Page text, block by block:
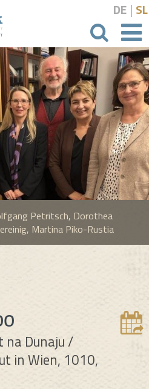
DE | SL
Petritsch, Dorothea
Martina Piko-Rustia
na Dunaju /
in Wien, 1010,